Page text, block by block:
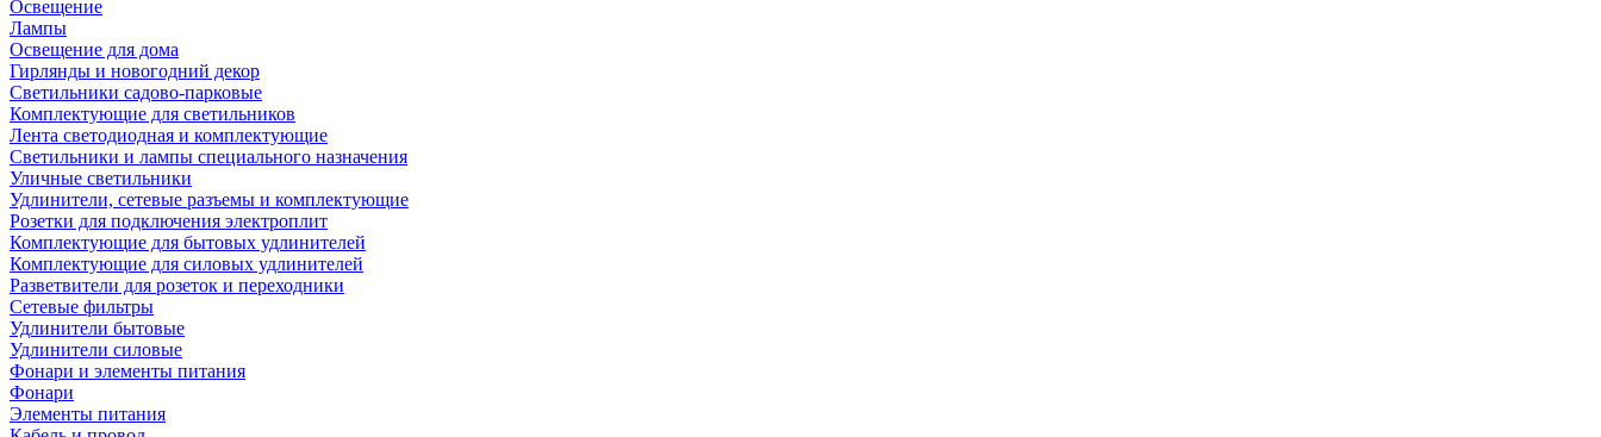
Освещение
Лампы
Освещение для дома
Гирлянды и новогодний декор
Светильники садово-парковые
Комплектующие для светильников
Лента светодиодная и комплектующие
Светильники и лампы специального назначения
Уличные светильники
Удлинители, сетевые разъемы и комплектующие
Розетки для подключения электроплит
Комплектующие для бытовых удлинителей
Комплектующие для силовых удлинителей
Разветвители для розеток и переходники
Сетевые фильтры
Удлинители бытовые
Удлинители силовые
Фонари и элементы питания
Фонари
Элементы питания